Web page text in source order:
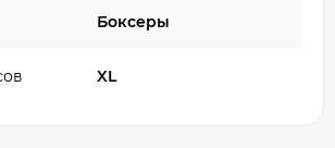
Боксеры
XL